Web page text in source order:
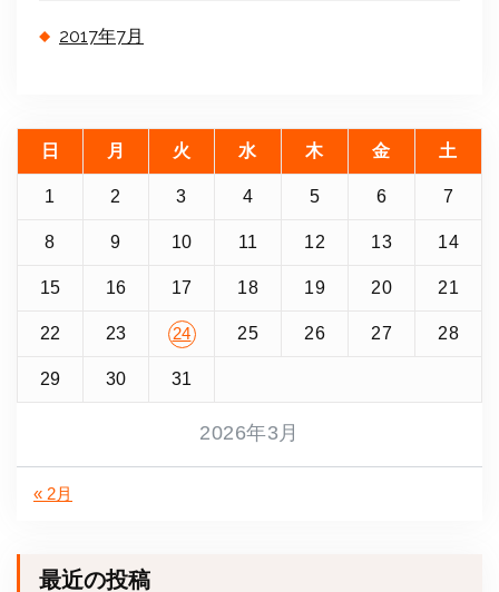
2017年7月
2026年3月
日 月 火 水 木 金 土
1 2 3 4 5 6 7
8 9 10 11 12 13 14
15 16 17 18 19 20 21
22 23 24 25 26 27 28
29 30 31
« 2月
最近の投稿